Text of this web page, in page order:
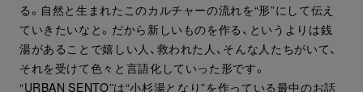
る。自然と生まれたこのカルチャーの流れを“形”にして伝え
ていきたいなと。だから新しいものを作る、というよりは銭
湯があることで嬉しい人、救われた人、そんな人たちがいて、
それを受けて色々と言語化していった形です。
“URBAN SENTO”は“小杉湯となり”を作っている最中のお話